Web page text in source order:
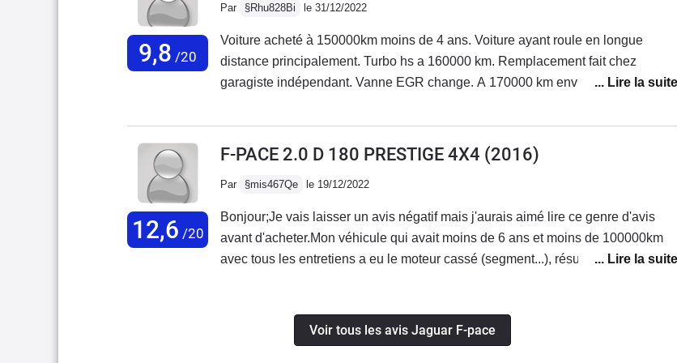
passages de roues trop hauts qui pour moi dégradent la ligne de la voiture,
comme si on achetait une F-Pace pour crapahuter dans les champs...
9,8 /20
Par §Rhu828Bi le 31/12/2022
Voiture acheté à 150000km moins de 4 ans. Voiture ayant roule en longue
distance principalement. Turbo hs a 160000 km. Remplacement fait chez
garagiste indépendant. Vanne EGR change. A 170000 km environ redémarrage
Diagnostique moteur HS. 13000 euros. Sous réserve de démontage. La voiture
n’as pas été réparée et vendue en reprise en garage. Qualité de fabrication des
plastique un peu cheap. Comportement routier très correct. Boîte auto ZF 8 très
agréable.
12,6 /20
F-PACE 2.0 D 180 PRESTIGE 4X4 (2016)
Par §mis467Qe le 19/12/2022
Bonjour;Je vais laisser un avis négatif mais j'aurais aimé lire ce genre d'avis
avant d'acheter.Mon véhicule qui avait moins de 6 ans et moins de 100000km
avec tous les entretiens a eu le moteur cassé (segment...), résultat 15000 euro
pouvait me recevoir avant plusieurs mois (Atelier sur chargé).Pour rappel
depuis 2014 la lois stipule que nous ne sommes plus obligés d'aller chez notre
Voir tous les avis Jaguar F-pace